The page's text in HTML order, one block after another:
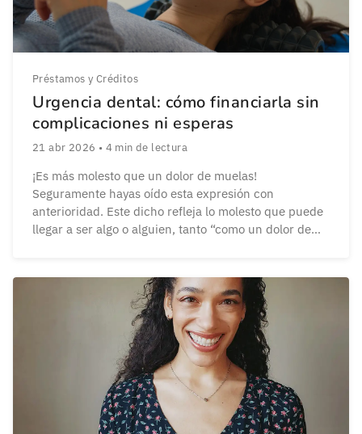
Préstamos y Créditos
Urgencia dental: cómo financiarla sin
complicaciones ni esperas
21 abr 2026 • 4 min de lectura
¡Es más molesto que un dolor de muelas!
Seguramente hayas oído esta expresión con
anterioridad. Este dicho refleja lo molesto que puede
llegar a ser algo o alguien, tanto “como un dolor de
humano. Y créeme, lo […]